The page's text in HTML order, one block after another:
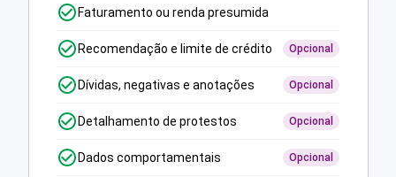
Faturamento ou renda presumida
Recomendação e limite de crédito Opcional
Dívidas, negativas e anotações Opcional
Detalhamento de protestos Opcional
Dados comportamentais Opcional